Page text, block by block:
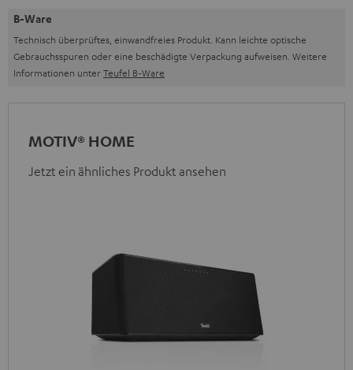
B-Ware
Technisch überprüftes, einwandfreies Produkt. Kann leichte optische
Gebrauchsspuren oder eine beschädigte Verpackung aufweisen. Weitere
Informationen unterTeufel B-Ware
MOTIV® HOME
Jetzt ein ähnliches Produkt ansehen